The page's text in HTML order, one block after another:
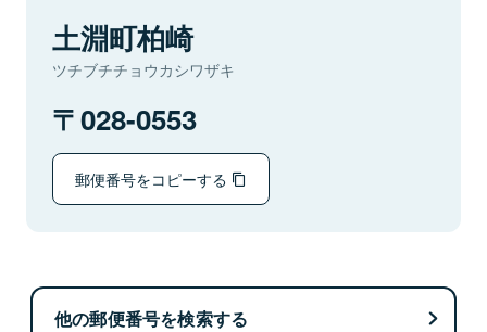
土淵町柏崎
ツチブチチョウカシワザキ
028-0553
郵便番号をコピーする
他の郵便番号を検索する